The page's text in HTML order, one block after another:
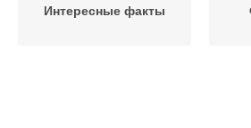
Интересные факты